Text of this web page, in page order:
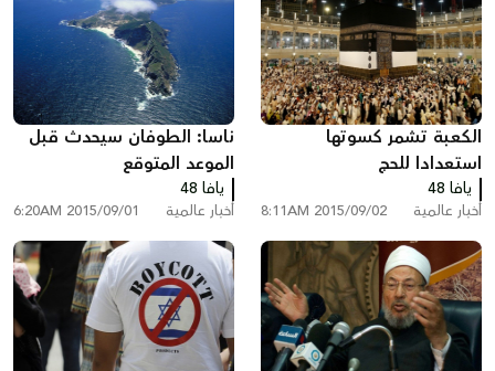
الكعبة تشمر كسوتها
استعدادا للحج
يافا 48
أخبار عالمية 2015/09/02 8:11AM
ناسا: الطوفان سيحدث قبل
الموعد المتوقع
يافا 48
أخبار عالمية 2015/09/01 6:20AM